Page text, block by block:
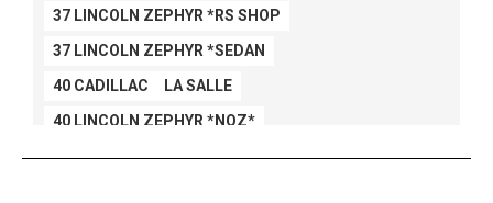
37 LINCOLN ZEPHYR *RS SHOP
37 LINCOLN ZEPHYR *SEDAN
40 CADILLAC LA SALLE
40 LINCOLN ZEPHYR *NOZ*
40 LINCOLN ZEPHYR *V12*